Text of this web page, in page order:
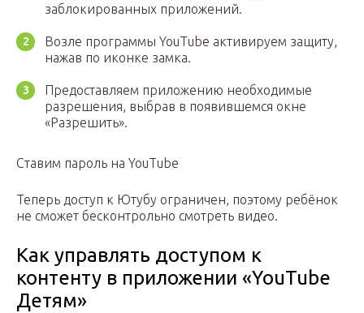
заблокированных приложений.
Возле программы YouTube активируем защиту,
нажав по иконке замка.
Предоставляем приложению необходимые
разрешения, выбрав в появившемся окне
«Разрешить».
Ставим пароль на YouTube
Теперь доступ к Ютубу ограничен, поэтому ребёнок
не сможет бесконтрольно смотреть видео.
Как управлять доступом к
контенту в приложении «YouTube
Детям»